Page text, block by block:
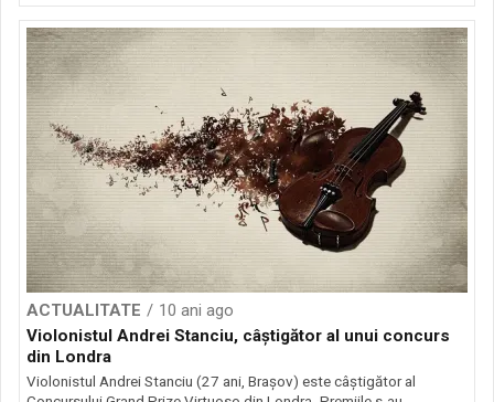
ACTUALITATE
10 ani ago
Violonistul Andrei Stanciu, câştigător al unui concurs
din Londra
Violonistul Andrei Stanciu (27 ani, Braşov) este câştigător al